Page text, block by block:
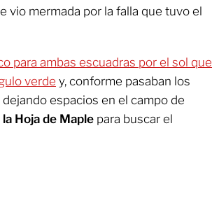
vio mermada por la falla que tuvo el
para ambas escuadras por el sol que
verde y, conforme pasaban los
espacios en el campo de
la Hoja de Maple para buscar el